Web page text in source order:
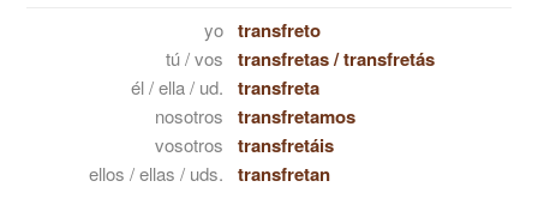
yo transfreto
tú / vos transfretas/transfretás
él / ella / ud. transfreta
nosotros transfretamos
vosotros transfretáis
ellos / ellas / uds. transfretan